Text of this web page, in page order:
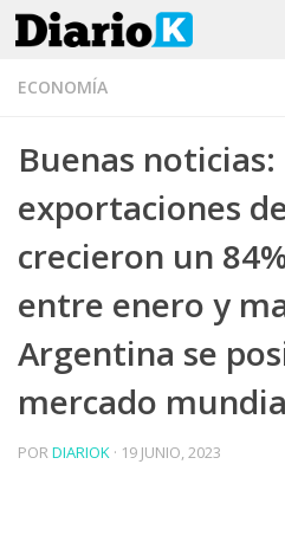
Saltar al contenido
ECONOMÍA
Buenas noticias:
exportaciones
crecieron un
entre enero y
Argentina se
mercado
PORDIARIOK · 19 JUNIO, 2023